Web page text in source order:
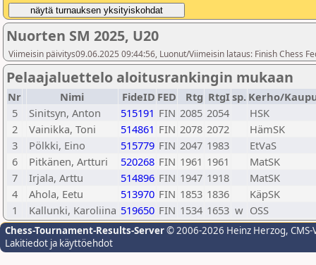
Nuorten SM 2025, U20
Viimeisin päivitys09.06.2025 09:44:56, Luonut/Viimeisin lataus: Finish Chess
Pelaajaluettelo aloitusrankingin mukaan
Nr Nimi FideID FED Rtg RtgIsp. Kerho/
5
Sinitsyn, Anton 515191 FIN 2085 2054
HSK
2
Vainikka, Toni 514861 FIN 2078 2072
HämSK
3
Pölkki, Eino 515779 FIN 2047 1983
EtVaS
6
Pitkänen, Artturi 520268 FIN 1961 1961
MatSK
7
Irjala, Arttu 514896 FIN 1947 1918
MatSK
4
Ahola, Eetu 513970 FIN 1853 1836
KäpSK
1
Kallunki, Karoliina 519650 FIN 1534 1653 w OSS
Chess-Tournament-Results-Server© 2006-2026 Heinz Herzog,
Lakitiedot ja käyttöehdot